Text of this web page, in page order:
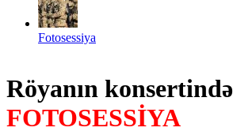
Fotosessiya
Röyanın
FOTOSESSİYA